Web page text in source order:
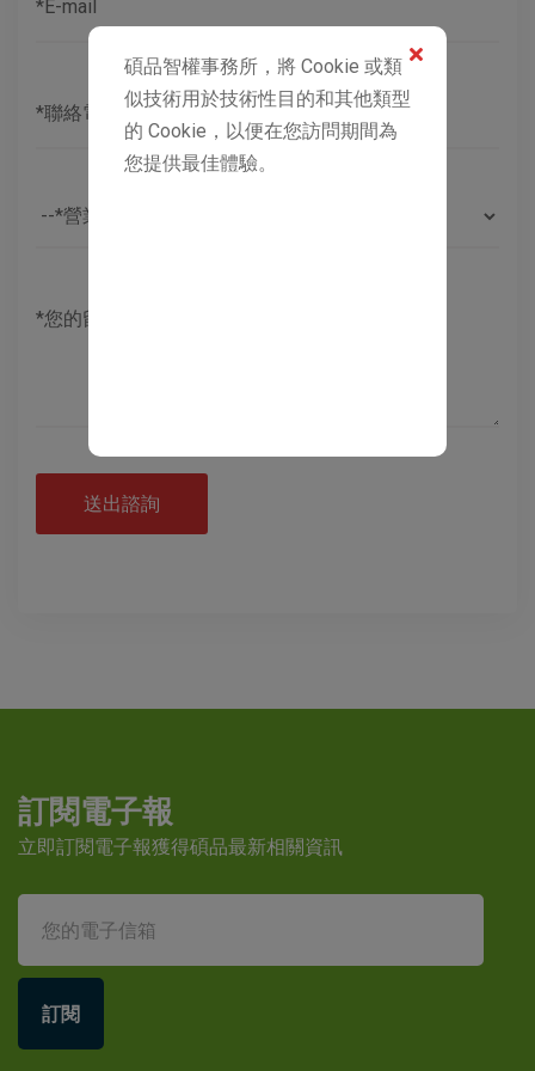
碩品智權事務所，將 Cookie 或類
似技術用於技術性目的和其他類型
的 Cookie，以便在您訪問期間為
您提供最佳體驗。
送出諮詢
訂閱電子報
立即訂閱電子報獲得碩品最新相關資訊
訂閱